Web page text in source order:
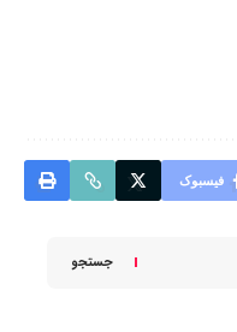
فیسبوک
جستجو